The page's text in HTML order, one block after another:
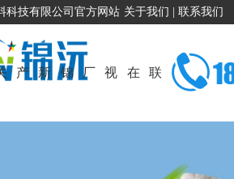
科技有限公司官方网站 关于我们 联系我们
产 新 锦 厂 视 在 联